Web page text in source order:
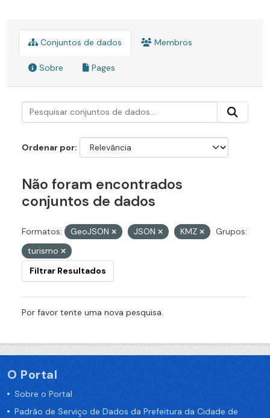
Conjuntos de dados Membros
Sobre Pages
Ordenar por
Não foram encontrados
conjuntos de dados
Formatos: GeoJSON JSON KMZ
Grupos:
turismo
Filtrar Resultados
Por favor tente uma nova pesquisa.
O Portal
Sobre o Portal
Padrão de Serviço de Dados da Prefeitura da Cidade de